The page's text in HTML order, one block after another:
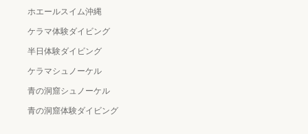
ホエールスイム沖縄
ケラマ体験ダイビング
半日体験ダイビング
ケラマシュノーケル
青の洞窟シュノーケル
青の洞窟体験ダイビング